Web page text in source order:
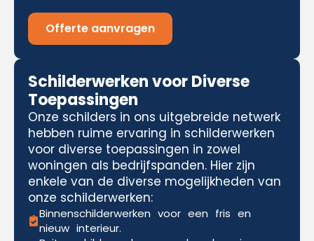
Offerte aanvragen
Schilderwerken voor Diverse
Toepassingen
Onze schilders in ons uitgebreide netwerk
hebben ruime ervaring in schilderwerken
voor diverse toepassingen in zowel
woningen als bedrijfspanden. Hier zijn
enkele van de diverse mogelijkheden van
onze schilderwerken:
Binnenschilderwerken voor een fris en
nieuw interieur.